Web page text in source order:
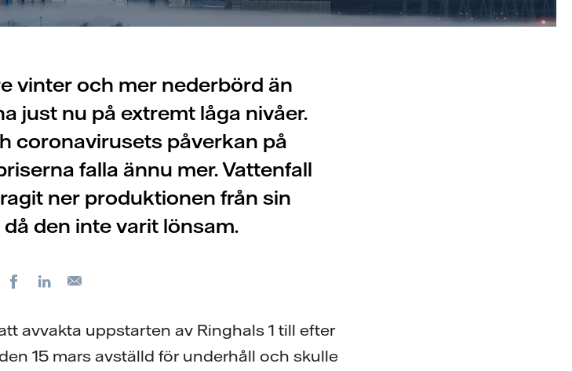
vinter och mer nederbörd än
just nu på extremt låga nivåer.
coronavirusets påverkan på
falla ännu mer. Vattenfall
ner produktionen från sin
den inte varit lönsam.
FacebookLinkedIn
avvakta uppstarten av Ringhals 1 till efter
15 mars avställd för underhåll och skulle